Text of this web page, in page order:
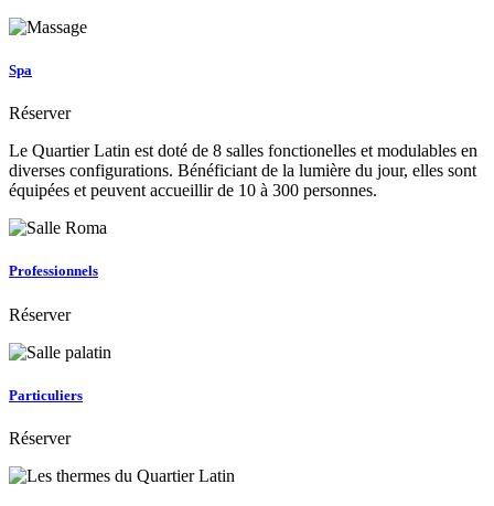
Spa
Réserver
Le Quartier Latin est doté de 8 salles fonctionelles et modulables en
diverses configurations. Bénéficiant de la lumière du jour, elles sont
équipées et peuvent accueillir de 10 à 300 personnes.
Professionnels
Réserver
Particuliers
Réserver